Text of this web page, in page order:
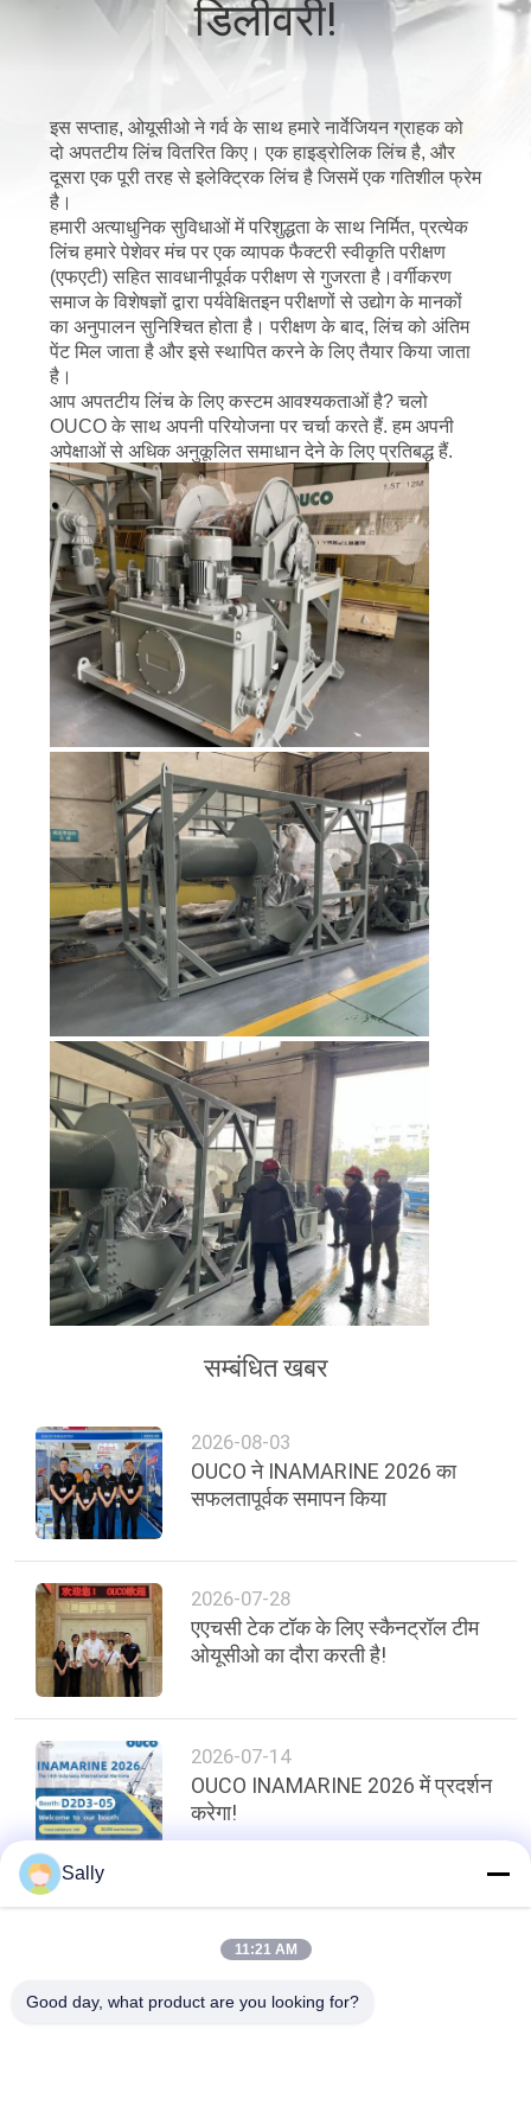
दौरा
गुणवत्ता
नियंत्रण
समाचार
मामले
CONTACT
साइटमैप
गोपनीयता
डिलीवरी!
इस सप्ताह, ओयूसीओ ने गर्व के साथ हमारे नार्वेजियन ग्राहक को
दो अपतटीय लिंच वितरित किए। एक हाइड्रोलिक लिंच है, और
दूसरा एक पूरी तरह से इलेक्ट्रिक लिंच है जिसमें एक गतिशील फ्रेम
है।
हमारी अत्याधुनिक सुविधाओं में परिशुद्धता के साथ निर्मित, प्रत्येक
लिंच हमारे पेशेवर मंच पर एक व्यापक फैक्टरी स्वीकृति परीक्षण
(एफएटी) सहित सावधानीपूर्वक परीक्षण से गुजरता है।वर्गीकरण
समाज के विशेषज्ञों द्वारा पर्यवेक्षितइन परीक्षणों से उद्योग के मानकों
का अनुपालन सुनिश्चित होता है। परीक्षण के बाद, लिंच को अंतिम
पेंट मिल जाता है और इसे स्थापित करने के लिए तैयार किया जाता
है।
आप अपतटीय लिंच के लिए कस्टम आवश्यकताओं है? चलो
OUCO के साथ अपनी परियोजना पर चर्चा करते हैं. हम अपनी
अपेक्षाओं से अधिक अनुकूलित समाधान देने के लिए प्रतिबद्ध हैं.
सम्बंधित खबर
2026-08-03
OUCO ने INAMARINE 2026 का
सफलतापूर्वक समापन किया
2026-07-28
एएचसी टेक टॉक के लिए स्कैनट्रॉल टीम
ओयूसीओ का दौरा करती है!
2026-07-14
OUCO INAMARINE 2026 में प्रदर्शन
करेगा!
शीर्ष
Sally
11:21 AM
Good day, what product are you looking for?